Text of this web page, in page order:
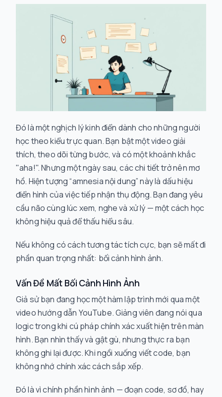
Đó là một nghịch lý kinh điển dành cho những người
học theo kiểu trực quan. Bạn bật một video giải
thích, theo dõi từng bước, và có một khoảnh khắc
"aha!". Nhưng một ngày sau, các chi tiết trở nên mơ
hồ. Hiện tượng “amnesia nội dung” này là dấu hiệu
điển hình của việc tiếp nhận thụ động. Bạn đang yêu
cầu não cùng lúc xem, nghe và xử lý — một cách học
không hiệu quả để thấu hiểu sâu.
Nếu không có cách tương tác tích cực, bạn sẽ mất đi
phần quan trọng nhất: bối cảnh hình ảnh.
Vấn Đề Mất Bối Cảnh Hình Ảnh
Giả sử bạn đang học một hàm lập trình mới qua một
video hướng dẫn YouTube. Giảng viên đang nói qua
logic trong khi cú pháp chính xác xuất hiện trên màn
hình. Bạn nhìn thấy và gật gù, nhưng thực ra bạn
khôngghi lạiđược. Khi ngồi xuống viết code, bạn
không nhớ chính xác cách sắp xếp.
Đó là vì chính phần hình ảnh — đoạn code, sơ đồ, hay